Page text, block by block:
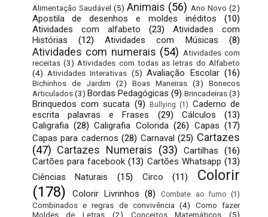
Alimentação Saudável (5) Animais (56) Ano Novo (2)
Apostila de desenhos e moldes inéditos
(10)
Atividades com alfabeto
(23)
Atividades com
Histórias
(12) Atividades com Músicas (8)
Atividades com numerais (54) Atividades com
receitas (3) Atividades com todas as letras do Alfabeto
(4) Atividades Interativas (5) Avaliação Escolar (16)
Bichinhos de Jardim (2) Boas Maneiras (3)
Bonecos
Articulados (3) Bordas Pedagógicas (9) Brincadeiras(3)
Brinquedos com sucata (9) Bullying (1) Caderno de
escrita palavras e Frases
(29) Cálculos
(13)
Caligrafia (28) Caligrafia Colorida (26) Capas (17)
Capas para cadernos (28) Carnaval (25) Cartazes
(47) Cartazes Numerais (33) Cartilhas
(16)
Cartões para facebook (13) Cartões Whatsapp (13)
Ciências Naturais
(15) Circo (11)
Colorir
(178)
Colorir Livrinhos (8) Combate ao fumo (1)
Combinados e regras de convivência (4)
Como fazer
Moldes de Letras
(2) Conceitos Matemáticos
(5)